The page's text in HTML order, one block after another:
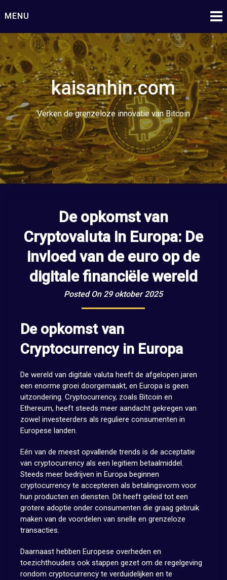
naar
inhoud
MENU
kaisanhin.com
Verken de grenzeloze innovatie van Bitcoin
De opkomst van
Cryptovaluta in Europa: De
invloed van de euro op de
digitale financiële wereld
Posted On 29 oktober 2025
De opkomst van
Cryptocurrency in Europa
De wereld van digitale valuta heeft de afgelopen jaren
een enorme groei doorgemaakt, en Europa is geen
uitzondering. Cryptocurrency, zoals Bitcoin en
Ethereum, heeft steeds meer aandacht gekregen van
zowel investeerders als reguliere consumenten in
Europese landen.
Eén van de meest opvallende trends is de acceptatie
van cryptocurrency als een legitiem betaalmiddel.
Steeds meer bedrijven in Europa beginnen
cryptocurrency te accepteren als betalingsvorm voor
hun producten en diensten. Dit heeft geleid tot een
grotere adoptie onder consumenten die graag gebruik
maken van de voordelen van snelle en grenzeloze
transacties.
Daarnaast hebben Europese overheden en
toezichthouders ook stappen gezet om de regelgeving
rondom cryptocurrency te verduidelijken en te